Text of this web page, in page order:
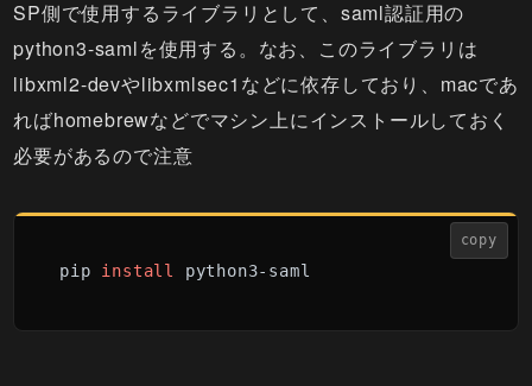
SP側で使用するライブラリとして、saml認証用の
python3-samlを使用する。なお、このライブラリは
libxml2-devやlibxmlsec1などに依存しており、macであ
ればhomebrewなどでマシン上にインストールしておく
必要があるので注意
copy
pip install python3-saml